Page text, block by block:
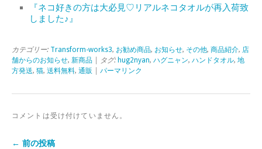
『ネコ好きの方は大必見♡リアルネコタオルが再入荷致
しました♪』
カテゴリー: Transform-works3, お勧め商品, お知らせ, その他, 商品紹介, 店
舗からのお知らせ, 新商品 | タグ: hug2nyan, ハグニャン, ハンドタオル, 地
方発送, 猫, 送料無料, 通販 パーマリンク
コメントは受け付けていません。
← 前の投稿